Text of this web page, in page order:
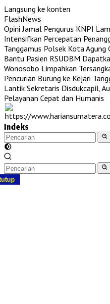
Langsung ke konten
FlashNews
Opini Jamal Pengurus KNPI
Intensifkan Percepatan
Tanggamus Polsek Kota Agung
Bantu Pasien RSUDBM
Wonosobo Limpahkan
Pencurian Burung ke Kejari
Lantik Sekretaris Disdukcapil,
Pelayanan Cepat dan Humanis
Indeks